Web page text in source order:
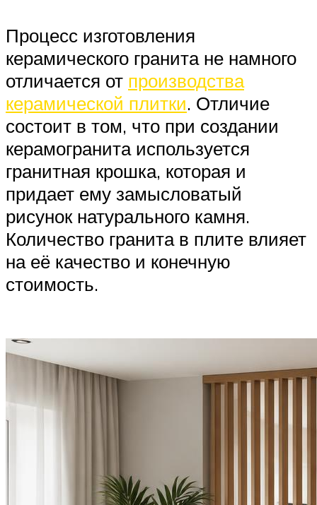
Процесс изготовления
керамического гранита не намного
отличается от производства
керамической плитки. Отличие
состоит в том, что при создании
керамогранита используется
гранитная крошка, которая и
придает ему замысловатый
рисунок натурального камня.
Количество гранита в плите влияет
на её качество и конечную
стоимость.